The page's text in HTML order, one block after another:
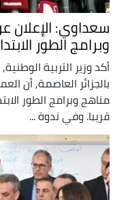
سعداوي: الإعلان
وبرامج الطور
أكد وزير التربية
بالجزائر العاصمة, أن
مناهج وبرامج الطور
قريبا. وفي ندوة ...